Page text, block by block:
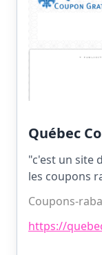
Québec
"c'est un site
les coupons
Coupons-
https://